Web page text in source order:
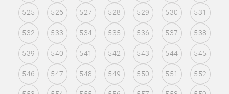
525 526 527 528 529 530 531
532 533 534 535 536 537 538
539 540 541 542 543 544 545
546 547 548 549 550 551 552